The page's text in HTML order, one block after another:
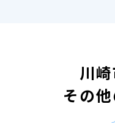
川
その